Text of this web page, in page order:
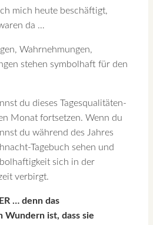
mich heute beschäftigt,
da …
Wahrnehmungen,
stehen symbolhaft für den
du dieses Tagesqualitäten-
Monat fortsetzen. Wenn du
du während des Jahres
Tagebuch sehen und
sich in der
verbirgt.
… denn das
Wundern ist, dass sie